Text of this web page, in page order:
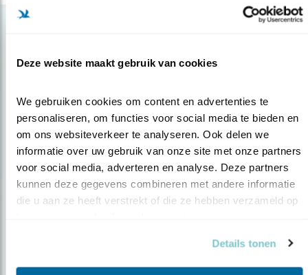
Deze website maakt gebruik van cookies
We gebruiken cookies om content en advertenties te
personaliseren, om functies voor social media te bieden en
om ons websiteverkeer te analyseren. Ook delen we
informatie over uw gebruik van onze site met onze partners
voor social media, adverteren en analyse. Deze partners
kunnen deze gegevens combineren met andere informatie
die u aan ze heeft verstrekt of die ze hebben verzameld op
Details tonen
Op de hoogte blijven?
over vogels en activiteiten van Vogelbescherming.
AANMELDEN VOGELNIEUWS